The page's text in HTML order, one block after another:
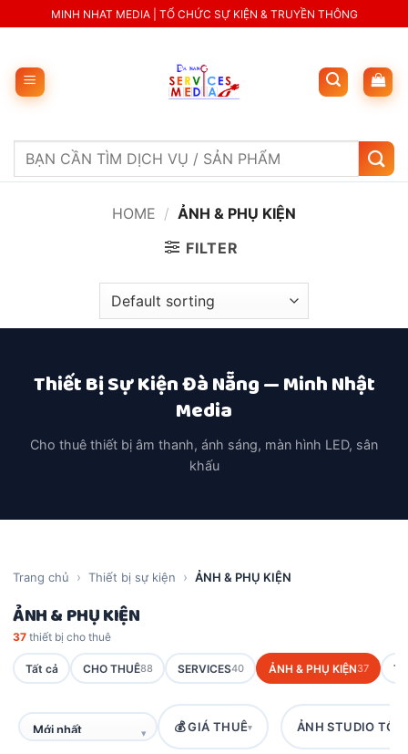
to
MINH NHAT MEDIA | TỔ CHỨC SỰ KIỆN & TRUYỀN THÔNG
Search
HOME / ẢNH & PHỤ KIỆN
FILTER
Thiết Bị Sự Kiện Đà Nẵng — Minh Nhật
Media
Cho thuê thiết bị âm thanh, ánh sáng, màn hình LED, sân
khấu
Trang chủ Thiết bị sự kiện ẢNH & PHỤ KIỆN
ẢNH & PHỤ KIỆN
37 thiết bị cho thuê
Tất cả CHO THUÊ88 SERVICES40 ẢNH & PHỤ KIỆN37
▾ 💰 GIÁ THUÊ▾ ẢNH STUDIO TỐT